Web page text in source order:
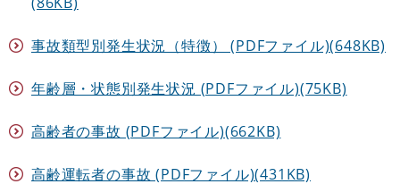
事故類型別発生状況（特徴） (PDFファイル)(648KB)
年齢層・状態別発生状況 (PDFファイル)(75KB)
高齢者の事故 (PDFファイル)(662KB)
高齢運転者の事故 (PDFファイル)(431KB)